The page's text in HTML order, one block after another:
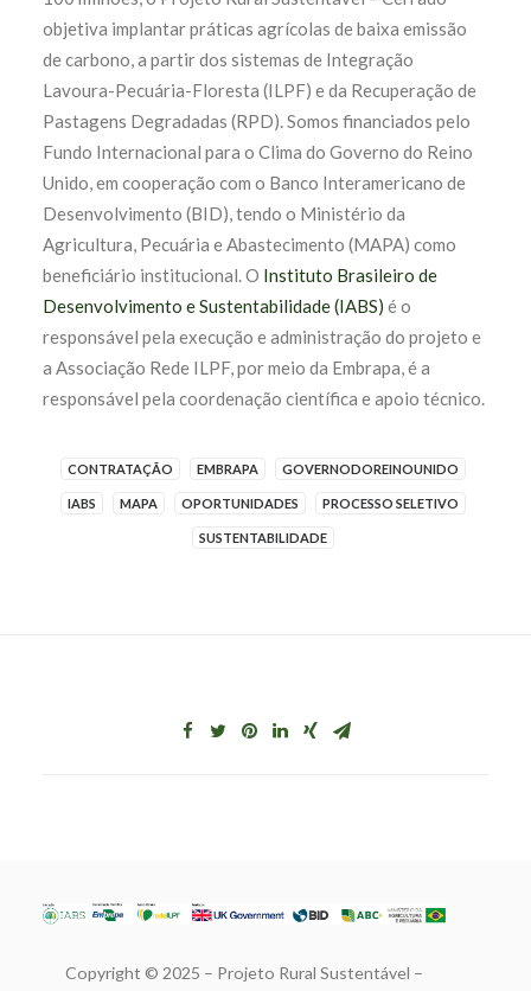
objetiva implantar práticas agrícolas de baixa emissão
de carbono, a partir dos sistemas de Integração
Lavoura-Pecuária-Floresta (ILPF) e da Recuperação de
Pastagens Degradadas (RPD). Somos financiados pelo
Fundo Internacional para o Clima do Governo do Reino
Unido, em cooperação com o Banco Interamericano de
Desenvolvimento (BID), tendo o Ministério da
Agricultura, Pecuária e Abastecimento (MAPA) como
beneficiário institucional. O Instituto Brasileiro de
Desenvolvimento e Sustentabilidade (IABS) é o
responsável pela execução e administração do projeto e
a Associação Rede ILPF, por meio da Embrapa, é a
responsável pela coordenação científica e apoio técnico.
CONTRATAÇÃO EMBRAPA GOVERNODOREINOUNIDO
IABS MAPA OPORTUNIDADES PROCESSO SELETIVO
SUSTENTABILIDADE
Copyright © 2025 – Projeto Rural Sustentável –